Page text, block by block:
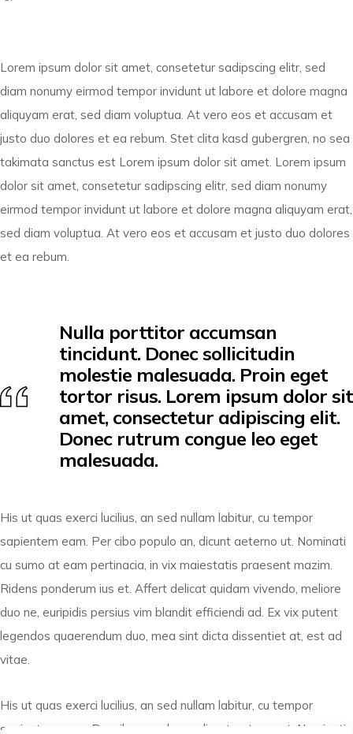
Lorem ipsum dolor sit amet, consetetur sadipscing elitr, sed
diam nonumy eirmod tempor invidunt ut labore et dolore magna
aliquyam erat, sed diam voluptua. At vero eos et accusam et
justo duo dolores et ea rebum. Stet clita kasd gubergren, no sea
takimata sanctus est Lorem ipsum dolor sit amet. Lorem ipsum
dolor sit amet, consetetur sadipscing elitr, sed diam nonumy
eirmod tempor invidunt ut labore et dolore magna aliquyam erat,
sed diam voluptua. At vero eos et accusam et justo duo dolores
et ea rebum.
Nulla porttitor accumsan
tincidunt. Donec sollicitudin
molestie malesuada. Proin eget
tortor risus. Lorem ipsum dolor sit
amet, consectetur adipiscing elit.
Donec rutrum congue leo eget
malesuada.
His ut quas exerci lucilius, an sed nullam labitur, cu tempor
sapientem eam. Per cibo populo an, dicunt aeterno ut. Nominati
cu sumo at eam pertinacia, in vix maiestatis praesent mazim.
Ridens ponderum ius et. Affert delicat quidam vivendo, meliore
duo ne, euripidis persius vim blandit efficiendi ad. Ex vix putent
legendos quaerendum duo, mea sint dicta dissentiet at, est ad
vitae.
His ut quas exerci lucilius, an sed nullam labitur, cu tempor
sapientem eam. Per cibo populo an, dicunt aeterno ut. Nominati